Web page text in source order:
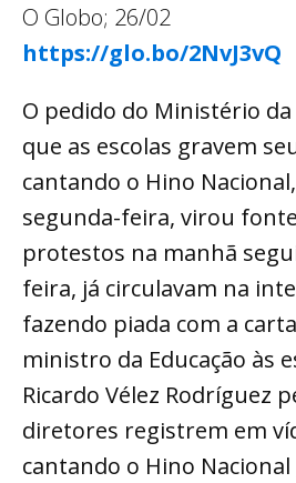
O Globo; 26/02
https://glo.bo/2NvJ3vQ
O pedido do Ministério da
que as escolas gravem
cantando o Hino
segunda-feira, virou
protestos na manhã
feira, já circulavam na
fazendo piada com a
ministro da Educação às
Ricardo Vélez Rodríguez
diretores registrem em
cantando o Hino